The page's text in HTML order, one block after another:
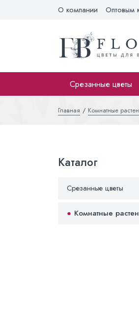
О компании Оптовым
Срезанные цветы
Главная Комнатные
Каталог
Срезанные цветы
Комнатные